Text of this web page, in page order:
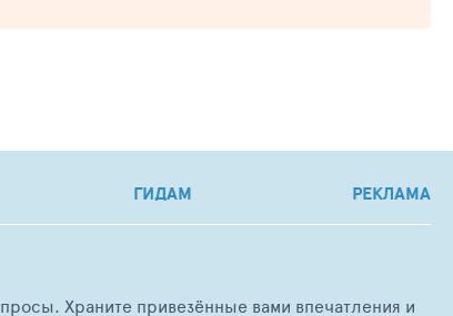
ГИДАМ РЕКЛАМА
Храните привезённые вами впечатления и